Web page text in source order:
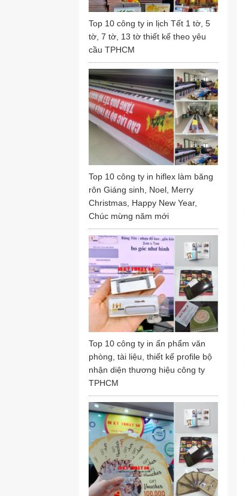
Top 10 công ty in lịch Tết 1 tờ, 5
tờ, 7 tờ, 13 tờ thiết kế theo yêu
cầu TPHCM
Top 10 công ty in hiflex làm băng
rôn Giáng sinh, Noel, Merry
Christmas, Happy New Year,
Chúc mừng năm mới
Top 10 công ty in ấn phẩm văn
phòng, tài liệu, thiết kế profile bộ
nhận diện thương hiệu công ty
TPHCM